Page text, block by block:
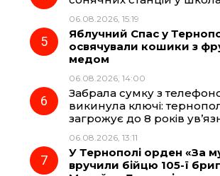
06.08.2026, 15:19
Яблучний Спас у
освячували кошики з
медом
06.08.2026, 14:00
Забрала сумку з
викинула ключі:
загрожує до 8 років
06.08.2026, 13:11
У Тернополі орден «За
вручили бійцю 105-ї